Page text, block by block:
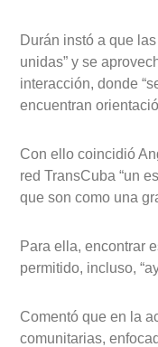
Durán instó a que
unidas” y se
interacción, donde
encuentran
Con ello coincidió
red TransCuba “un
que son como una
Para ella, encontrar
permitido, incluso,
Comentó que en la
comunitarias,